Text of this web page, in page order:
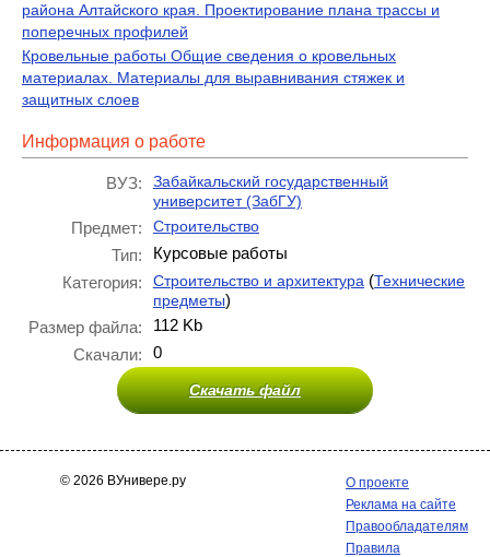
района Алтайского края. Проектирование плана трассы и
поперечных профилей
Кровельные работы Общие сведения о кровельных
материалах. Материалы для выравнивания стяжек и
защитных слоев
Информация о работе
ВУЗ:
Забайкальский государственный
университет (ЗабГУ)
Предмет: Строительство
Тип:
Курсовые работы
Категория:
Строительство и архитектура (Технические
предметы)
Размер файла:
112 Kb
Скачали:
0
Скачать файл
© 2026 ВУнивере.ру
О проекте
Реклама на сайте
Правообладателям
Правила